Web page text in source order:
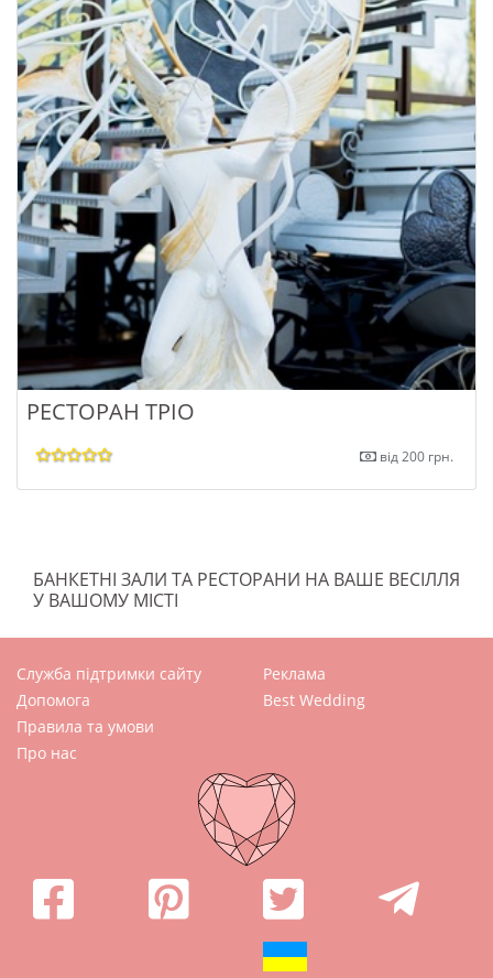
РЕСТОРАН ТРІО
від 200 грн.
БАНКЕТНІ ЗАЛИ ТА РЕСТОРАНИ НА ВАШЕ ВЕСІЛЛЯ
У ВАШОМУ МІСТІ
Служба підтримки сайту
Допомога
Правила та умови
Про нас
Реклама
Best Wedding